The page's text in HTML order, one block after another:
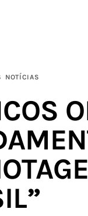
NOTÍCIAS